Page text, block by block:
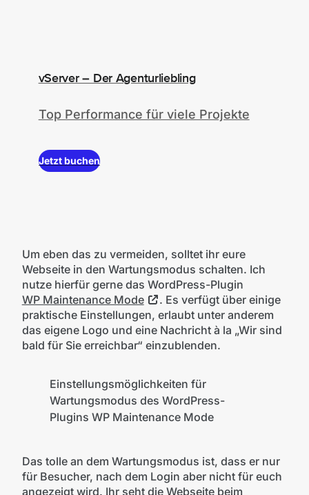
vServer – Der Agenturliebling
Top Performance für viele Projekte
Jetzt buchen
Um eben das zu vermeiden, solltet ihr eure
Webseite in den Wartungsmodus schalten. Ich
nutze hierfür gerne das WordPress-Plugin
WP Maintenance Mode
. Es verfügt über einige
praktische Einstellungen, erlaubt unter anderem
das eigene Logo und eine Nachricht à la „Wir sind
bald für Sie erreichbar“ einzublenden.
Einstellungsmöglichkeiten für
Wartungsmodus des WordPress-
Plugins WP Maintenance Mode
Das tolle an dem Wartungsmodus ist, dass er nur
für Besucher, nach dem Login aber nicht für euch
angezeigt wird. Ihr seht die Webseite beim